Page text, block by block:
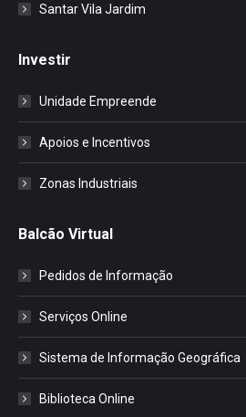
Santar Vila Jardim
Investir
Unidade Empreende
Apoios e Incentivos
Zonas Industriais
Balcão Virtual
Pedidos de Informação
Serviços Online
Sistema de Informação Geográfica
Biblioteca Online